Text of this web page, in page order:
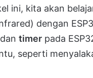
ini, kita akan
dengan
dan timer pada
seperti